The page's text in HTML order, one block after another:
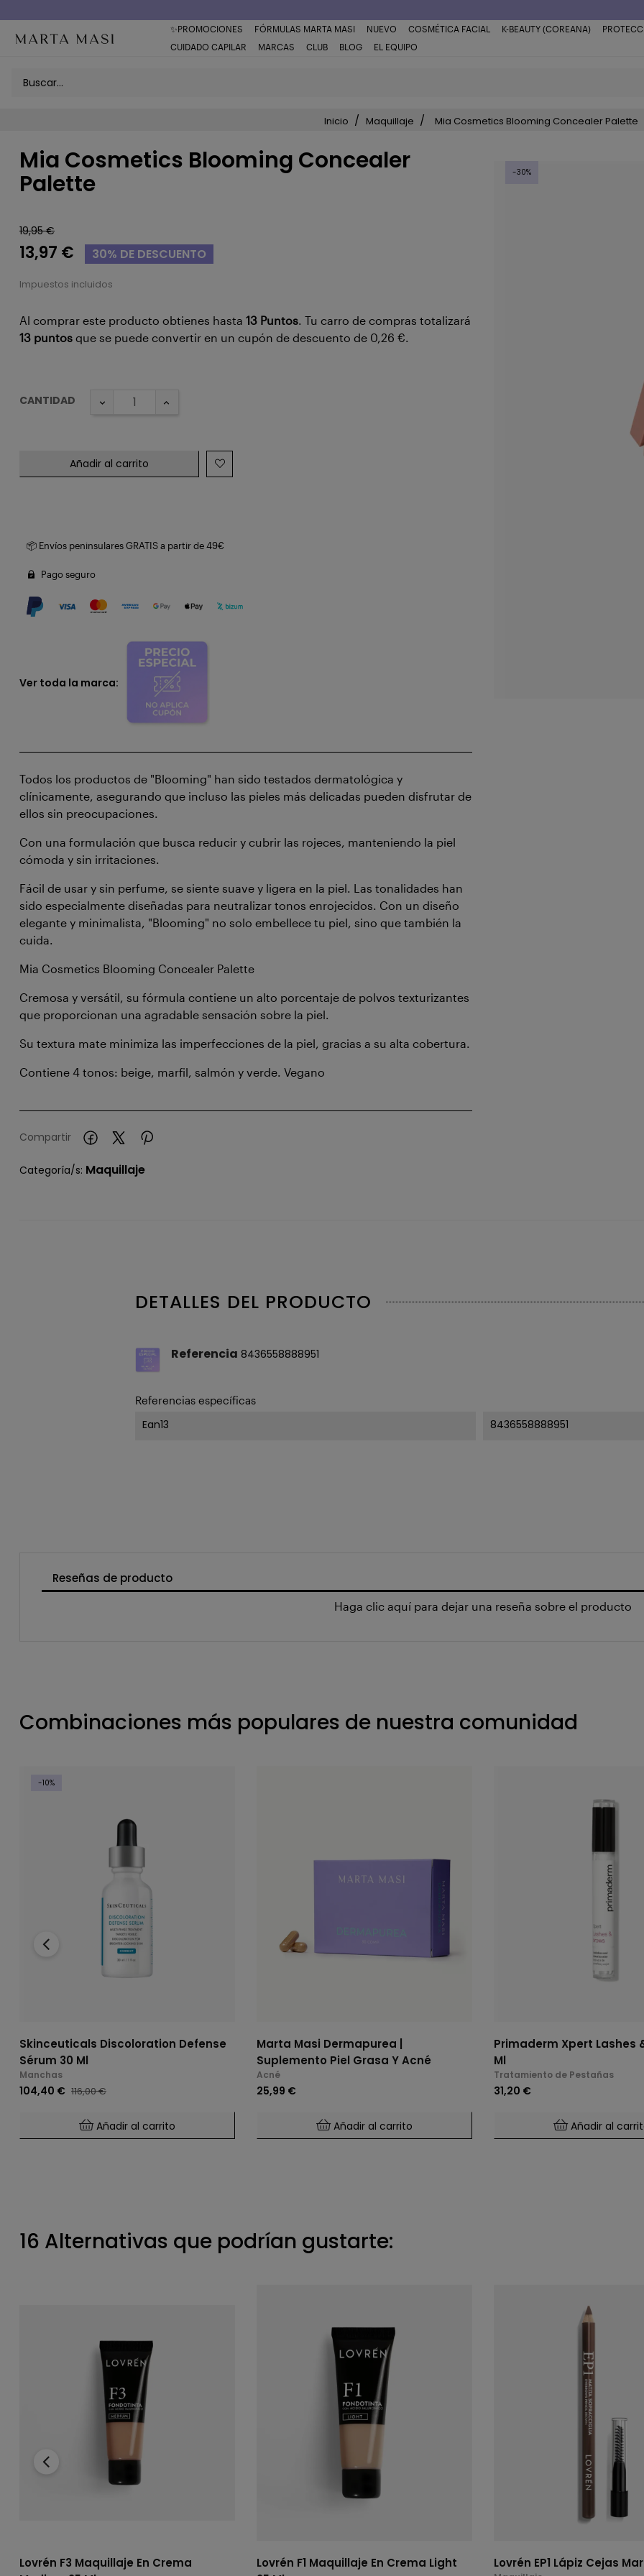
✨PROMOCIONES FÓRMULAS MARTA MASI NUEVO COSMÉTICA FACIAL K-BEAUTY (COREANA)
CUIDADO CAPILAR
MARCAS CLUB BLOG EL EQUIPO
Inicio Maquillaje Mia Cosmetics Blooming Concealer Palette
Mia Cosmetics Blooming Concealer
Palette
Compartir
19,95 €
13,97 € 30% DE DESCUENTO
Impuestos incluidos
Al comprar este producto obtienes hasta 13 Puntos. Tu carro de compras totalizará
13 puntos que se puede convertir en un cupón de descuento de 0,26 €.
Ver toda la marca:
Todos los productos de "Blooming" han sido testados dermatológica y
clínicamente, asegurando que incluso las pieles más delicadas pueden disfrutar de
ellos sin preocupaciones.
Con una formulación que busca reducir y cubrir las rojeces, manteniendo la piel
cómoda y sin irritaciones.
Fácil de usar y sin perfume, se siente suave y ligera en la piel. Las tonalidades han
sido especialmente diseñadas para neutralizar tonos enrojecidos. Con un diseño
elegante y minimalista, "Blooming" no solo embellece tu piel, sino que también la
cuida.
Mia Cosmetics Blooming Concealer Palette
Cremosa y versátil, su fórmula contiene un alto porcentaje de polvos texturizantes
que proporcionan una agradable sensación sobre la piel.
Su textura mate minimiza las imperfecciones de la piel, gracias a su alta cobertura.
Contiene 4 tonos: beige, marfil, salmón y verde. Vegano
Categoría/s: Maquillaje
CANTIDAD
Añadir al carrito
📦 Envíos peninsulares GRATIS a partir de 49€
Pago seguro
-30%
DETALLES DEL PRODUCTO
Referencia 8436558888951
Referencias específicas
Ean13 8436558888951
Reseñas de producto
Haga clic aquí para dejar una reseña sobre el producto
Combinaciones más populares de nuestra comunidad
-10%
Skinceuticals Discoloration Defense
Sérum 30 Ml
Manchas
104,40 € 116,00 €
Añadir al carrito
Marta Masi Dermapurea |
Suplemento Piel Grasa Y Acné
Acné
25,99 €
Añadir al carrito
Primaderm Xpert Lashes
Ml
Tratamiento de Pestañas
31,20 €
Añadir al
‹
16 Alternativas que podrían gustarte:
Lovrén F3 Maquillaje En Crema
Lovrén F1 Maquillaje En Crema Light
Lovrén EP1 Lápiz Cejas
‹